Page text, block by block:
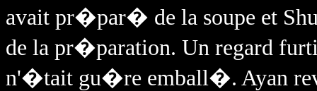
avait pr�par� de la soupe et
de la pr�paration. Un regard
n'�tait gu�re emball�. Ayan